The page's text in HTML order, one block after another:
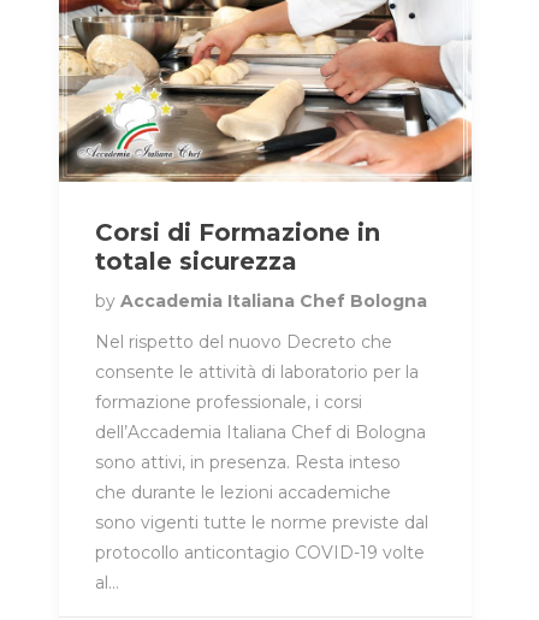
Corsi di Formazione in
totale sicurezza
by Accademia Italiana Chef Bologna
Nel rispetto del nuovo Decreto che
consente le attività di laboratorio per la
formazione professionale, i corsi
dell’Accademia Italiana Chef di Bologna
sono attivi, in presenza. Resta inteso
che durante le lezioni accademiche
sono vigenti tutte le norme previste dal
protocollo anticontagio COVID-19 volte
al…